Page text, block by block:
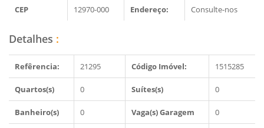
CEP 12970-000 Endereço: Consulte-nos
Detalhes :
Refêrencia: 21295 Código Imóvel: 1515285
Quartos(s) 0 Suítes(s) 0
Banheiro(s) 0 Vaga(s) Garagem 0